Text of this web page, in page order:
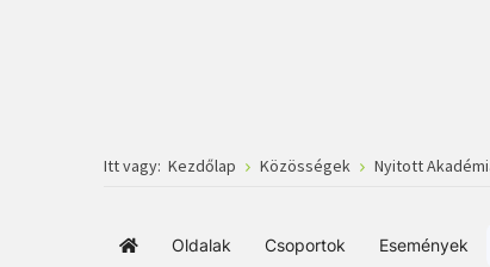
Itt vagy: Kezdőlap Közösségek Nyitott
FőoldalOldalak Csoportok Események